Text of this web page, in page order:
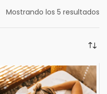
Mostrando los 5 resultados